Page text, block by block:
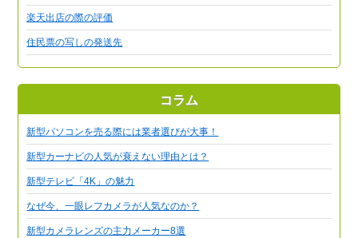
楽天出店の際の評価
住民票の写しの発送先
コラム
新型パソコンを売る際には業者選びが大事！
新型カーナビの人気が衰えない理由とは？
新型テレビ「4K」の魅力
なぜ今、一眼レフカメラが人気なのか？
新型カメラレンズの主力メーカー8選